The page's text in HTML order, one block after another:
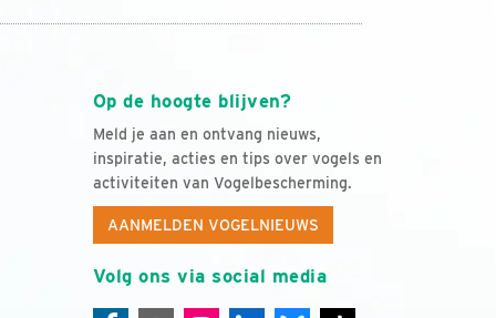
Op de hoogte blijven?
Meld je aan en ontvang nieuws,
inspiratie, acties en tips over vogels en
activiteiten van Vogelbescherming.
AANMELDEN VOGELNIEUWS
Volg ons via social media